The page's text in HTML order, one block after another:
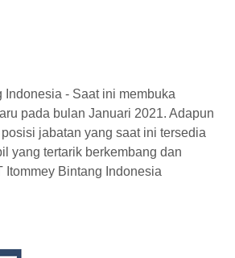
Indonesia - Saat ini membuka
pada bulan Januari 2021. Adapun
jabatan yang saat ini tersedia
yang tertarik berkembang dan
Itommey Bintang Indonesia